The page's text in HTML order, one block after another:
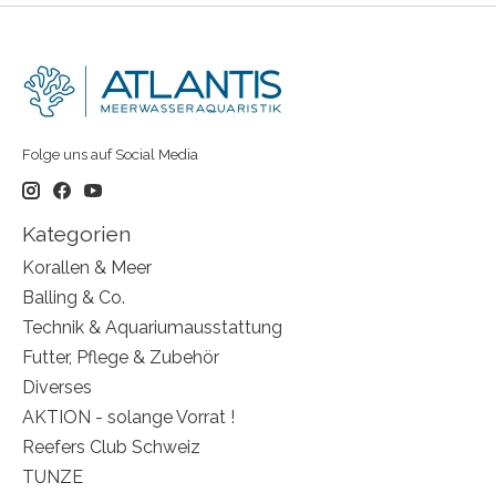
Folge uns auf Social Media
Kategorien
Korallen & Meer
Balling & Co.
Technik & Aquariumausstattung
Futter, Pflege & Zubehör
Diverses
AKTION - solange Vorrat !
Reefers Club Schweiz
TUNZE